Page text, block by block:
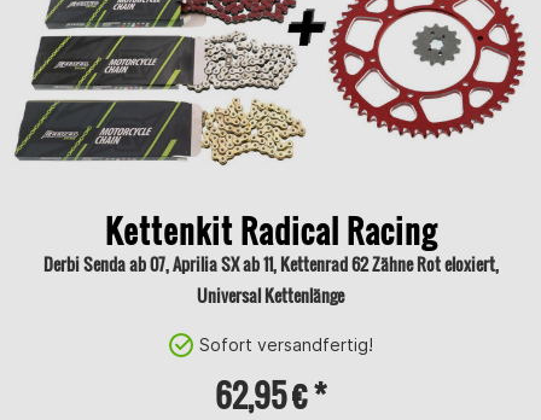
Kettenkit Radical Racing
Derbi Senda ab 07, Aprilia SX ab 11, Kettenrad 62 Zähne Rot eloxiert,
Universal Kettenlänge
Sofort versandfertig!
62,95 € *